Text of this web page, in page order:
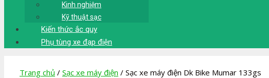
Kinh nghiệm
Kỹ thuật sạc
Kiến thức ắc quy
Phụ tùng xe đạp điện
Trang chủ / Sạc xe máy điện / Sạc xe máy điện Dk Bike Mumar 133gs